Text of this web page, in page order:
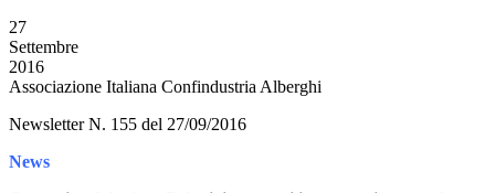
27
Settembre
2016
Associazione Italiana Confindustria Alberghi
Newsletter N. 155 del 27/09/2016
News